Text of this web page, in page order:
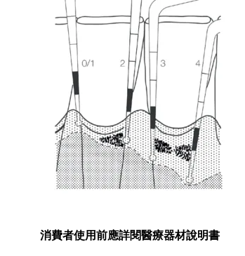
消費者使用前應詳閱醫療器材說明書